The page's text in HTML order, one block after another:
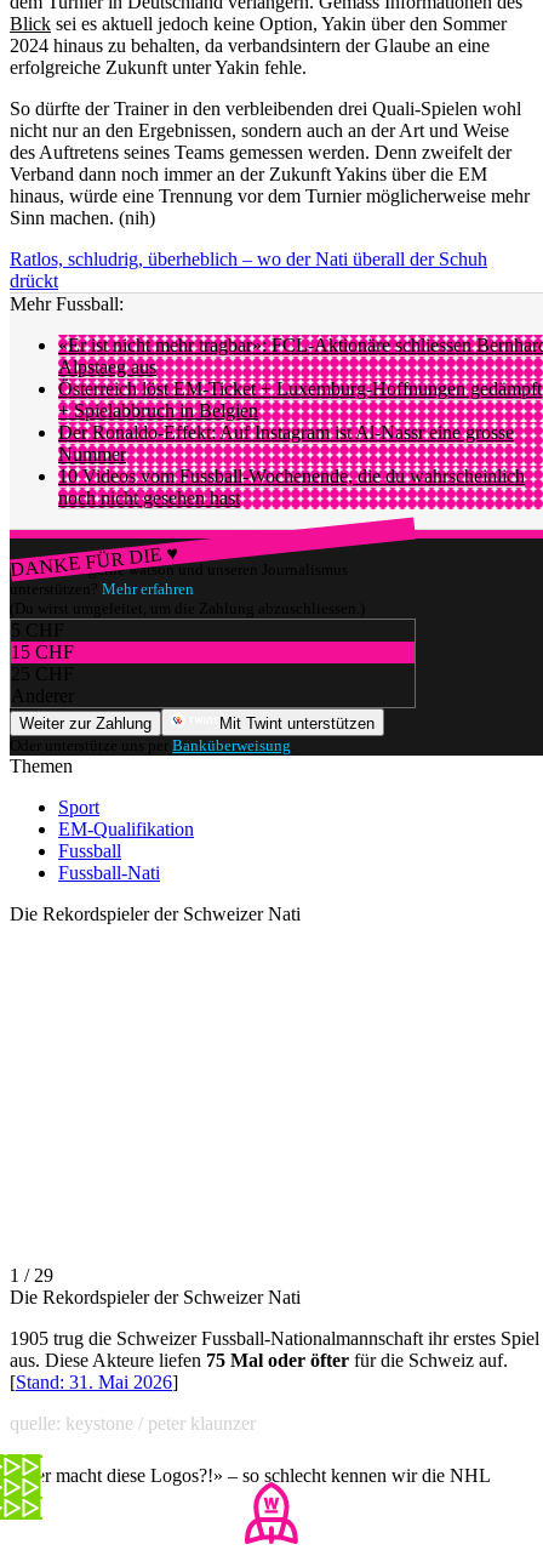
Blick sei es aktuell jedoch keine Option, Yakin über den Sommer
2024 hinaus zu behalten, da verbandsintern der Glaube an eine
erfolgreiche Zukunft unter Yakin fehle.
So dürfte der Trainer in den verbleibenden drei Quali-Spielen wohl
nicht nur an den Ergebnissen, sondern auch an der Art und Weise
des Auftretens seines Teams gemessen werden. Denn zweifelt der
Verband dann noch immer an der Zukunft Yakins über die EM
hinaus, würde eine Trennung vor dem Turnier möglicherweise mehr
Sinn machen. (nih)
Ratlos, schludrig, überheblich – wo der Nati überall der Schuh
drückt
Mehr Fussball:
«Er ist nicht mehr tragbar»: FCL-Aktionäre schliessen
Alpstaeg aus
Österreich löst EM-Ticket + Luxemburg-Hoffnungen gedämpft
+ Spielabbruch in Belgien
Der Ronaldo-Effekt: Auf Instagram ist Al-Nassr eine grosse
Nummer
10 Videos vom Fussball-Wochenende, die du wahrscheinlich
noch nicht gesehen hast
DANKE FÜR DIE ♥
Würdest du gerne watson und unseren Journalismus
unterstützen? Mehr erfahren
(Du wirst umgeleitet, um die Zahlung abzuschliessen.)
5 CHF
15 CHF
25 CHF
Anderer
Weiter zur Zahlung
Mit Twint unterstützen
Oder unterstütze uns per Banküberweisung
Themen
Sport
EM-Qualifikation
Fussball
Fussball-Nati
Die Rekordspieler der Schweizer Nati
1 / 29
Die Rekordspieler der Schweizer Nati
1905 trug die Schweizer Fussball-Nationalmannschaft ihr erstes Spiel
aus. Diese Akteure liefen 75 Mal oder öfter für die Schweiz auf.
[Stand: 31. Mai 2026]
quelle: keystone / peter klaunzer
«Wer macht diese Logos?!» – so schlecht kennen wir die NHL